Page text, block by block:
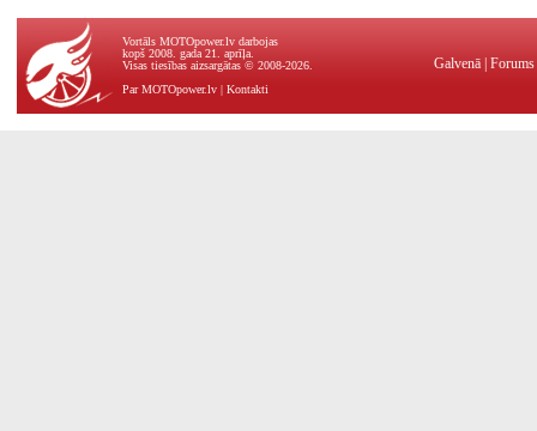
Vortāls MOTOpower.lv darbojas
kopš 2008. gada 21. aprīļa.
Visas tiesības aizsargātas © 2008-2026.
Par MOTOpower.lv | Kontakti
Galvenā Forums